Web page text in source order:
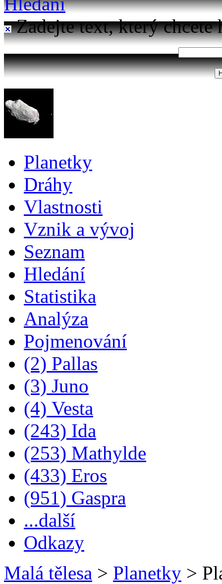
Zadejte text, který chcete
Planetky
Dráhy
Vlastnosti
Vznik a vývoj
Seznam
Hledání
Statistika
Analýza
Pojmenování
(2) Pallas
(3) Juno
(4) Vesta
(243) Ida
(253) Mathylde
(433) Eros
(951) Gaspra
...další
Odkazy
Malá tělesa > Planetky >